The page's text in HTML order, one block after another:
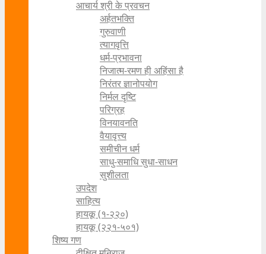
आचार्य श्री के प्रवचन
अर्हतभक्ति
गुरुवाणी
त्यागवृत्ति
धर्म-प्रभावना
निजात्म-रमण ही अहिंसा है
निरंतर ज्ञानोपयोग
निर्मल दृष्टि
परिग्रह
विनयावनति
वैयावृत्त्य
समीचीन धर्म
साधु-समाधि सुधा-साधन
सुशीलता
उपदेश
साहित्य
हायकू (१‍-२२०)
हायकू (२२१-५०१)
शिष्य गण